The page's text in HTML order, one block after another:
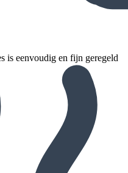
is eenvoudig en fijn geregeld